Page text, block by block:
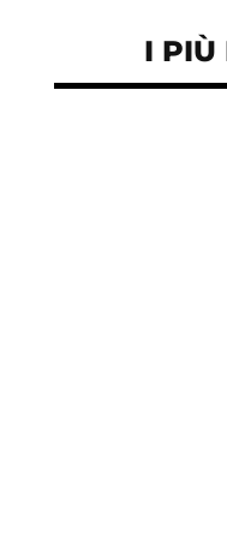
I PIÙ